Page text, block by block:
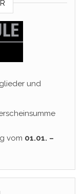
und
vom 01.01. –